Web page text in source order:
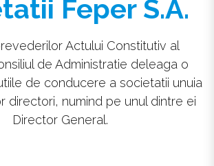
Feper S.A.
Actului Constitutiv al
de Administratie deleaga o
de conducere a societatii unuia
directori, numind pe unul dintre ei
Director General.